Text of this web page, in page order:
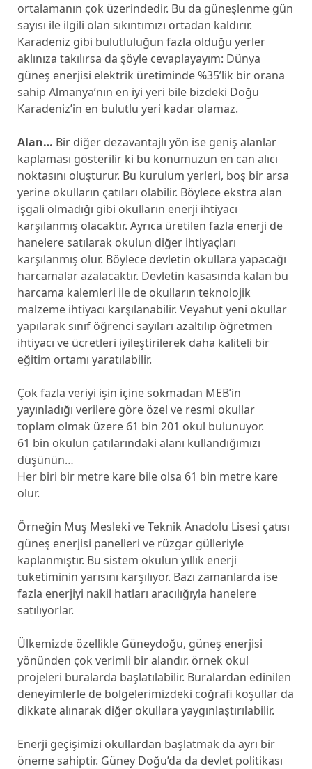
ortalamanın çok üzerindedir. Bu da güneşlenme gün
sayısı ile ilgili olan sıkıntımızı ortadan kaldırır.
Karadeniz gibi bulutluluğun fazla olduğu yerler
aklınıza takılırsa da şöyle cevaplayayım: Dünya
güneş enerjisi elektrik üretiminde %35’lik bir orana
sahip Almanya’nın en iyi yeri bile bizdeki Doğu
Karadeniz’in en bulutlu yeri kadar olamaz.
Alan… Bir diğer dezavantajlı yön ise geniş alanlar
kaplaması gösterilir ki bu konumuzun en can alıcı
noktasını oluşturur. Bu kurulum yerleri, boş bir arsa
yerine okulların çatıları olabilir. Böylece ekstra alan
işgali olmadığı gibi okulların enerji ihtiyacı
karşılanmış olacaktır. Ayrıca üretilen fazla enerji de
hanelere satılarak okulun diğer ihtiyaçları
karşılanmış olur. Böylece devletin okullara yapacağı
harcamalar azalacaktır. Devletin kasasında kalan bu
harcama kalemleri ile de okulların teknolojik
malzeme ihtiyacı karşılanabilir. Veyahut yeni okullar
yapılarak sınıf öğrenci sayıları azaltılıp öğretmen
ihtiyacı ve ücretleri iyileştirilerek daha kaliteli bir
eğitim ortamı yaratılabilir.
Çok fazla veriyi işin içine sokmadan MEB’in
yayınladığı verilere göre özel ve resmi okullar
toplam olmak üzere 61 bin 201 okul bulunuyor.
61 bin okulun çatılarındaki alanı kullandığımızı
düşünün…
Her biri bir metre kare bile olsa 61 bin metre kare
olur.
Örneğin Muş Mesleki ve Teknik Anadolu Lisesi çatısı
güneş enerjisi panelleri ve rüzgar gülleriyle
kaplanmıştır. Bu sistem okulun yıllık enerji
tüketiminin yarısını karşılıyor. Bazı zamanlarda ise
fazla enerjiyi nakil hatları aracılığıyla hanelere
satılıyorlar.
Ülkemizde özellikle Güneydoğu, güneş enerjisi
yönünden çok verimli bir alandır. örnek okul
projeleri buralarda başlatılabilir. Buralardan edinilen
deneyimlerle de bölgelerimizdeki coğrafi koşullar da
dikkate alınarak diğer okullara yaygınlaştırılabilir.
Enerji geçişimizi okullardan başlatmak da ayrı bir
öneme sahiptir. Güney Doğu’da da devlet politikası